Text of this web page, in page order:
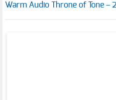
Warm Audio Throne of Tone –